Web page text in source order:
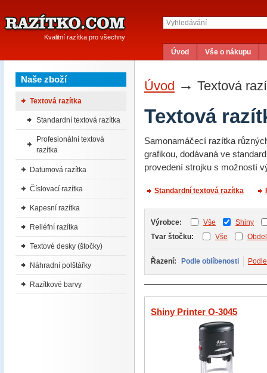
Kvalitní razítka pro všechny
Úvod Vše o nákupu
Úvod → Textová
Textová
Samonamáčecí razítka
grafikou, dodávaná ve
provedení strojku s možností
Standardní textová razítka
Výrobce: Vše
Shiny
Tvar štočku:
Vše
Řazení: Podle oblíbenosti
Shiny Printer O-3045
Naše zboží
Textová razítka
Standardní textová razítka
Profesionální textová
razítka
Datumová razítka
Číslovací razítka
Kapesní razítka
Reliéfní razítka
Textové desky (štočky)
Náhradní polštářky
Razítkové barvy